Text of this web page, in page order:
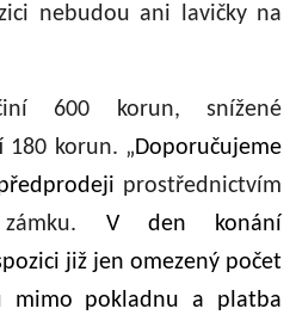
nebudou ani lavičky na
600 korun, snížené
180 korun. „ Doporučujeme
prostřednictvím
V den konání
již jen omezený počet
mimo pokladnu a platba